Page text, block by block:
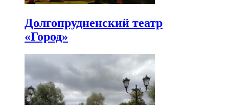
Долгопрудненский театр
«Город»